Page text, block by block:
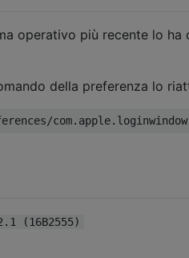
operativo più recente lo
della preferenza lo
/com. apple. loginwindow
(16B2555)